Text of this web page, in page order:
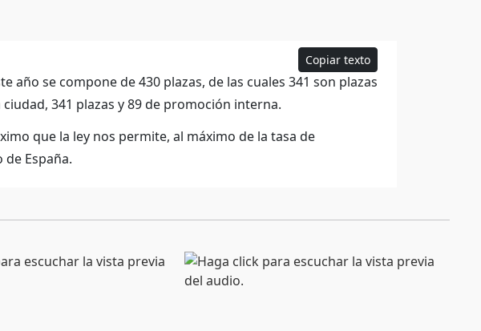
Copiar texto
año se compone de 430 plazas, de las cuales 341 son plazas
341 plazas y 89 de promoción interna.
que la ley nos permite, al máximo de la tasa de
España.